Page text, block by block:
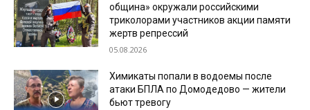
община» окружали российскими
триколорами участников акции памяти
жертв репрессий
05.08.2026
Химикаты попали в водоемы после
атаки БПЛА по Домодедово — жители
бьют тревогу